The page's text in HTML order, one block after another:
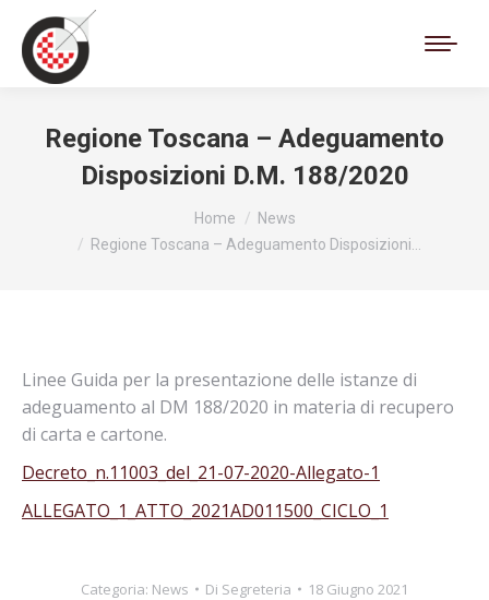
Regione Toscana – Adeguamento
Disposizioni D.M. 188/2020
Home
News
Regione Toscana – Adeguamento Disposizioni…
Linee Guida per la presentazione delle istanze di
adeguamento al DM 188/2020 in materia di recupero
di carta e cartone.
Decreto_n.11003_del_21-07-2020-Allegato-1
ALLEGATO_1_ATTO_2021AD011500_CICLO_1
Categoria: News Di Segreteria 18 Giugno 2021